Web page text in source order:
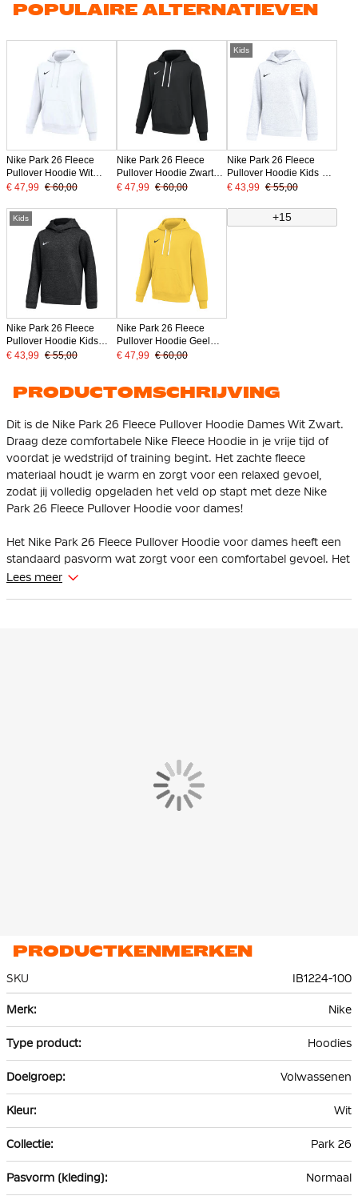
POPULAIRE ALTERNATIEVEN
Nike Park 26 Fleece
Pullover Hoodie Wit
Zwart
€ 47,99 € 60,00
Nike Park 26 Fleece
Pullover Hoodie Zwart
Wit
€ 47,99 € 60,00
Kids
Nike Park 26 Fleece
Pullover Hoodie Kids Wit
Zwart
€ 43,99 € 55,00
Kids
Nike Park 26 Fleece
Pullover Hoodie Kids
Zwart Wit
€ 43,99 € 55,00
Nike Park 26 Fleece
Pullover Hoodie Geel
Zwart
€ 47,99 € 60,00
+15
PRODUCTOMSCHRIJVING
Dit is de Nike Park 26 Fleece Pullover Hoodie Dames Wit Zwart.
Draag deze comfortabele Nike Fleece Hoodie in je vrije tijd of
voordat je wedstrijd of training begint. Het zachte fleece
materiaal houdt je warm en zorgt voor een relaxed gevoel,
zodat jij volledig opgeladen het veld op stapt met deze Nike
Park 26 Fleece Pullover Hoodie voor dames!
Het Nike Park 26 Fleece Pullover Hoodie voor dames heeft een
standaard pasvorm wat zorgt voor een comfortabel gevoel. Het
zachte fleece materiaal en de verstelbare capuchon beschermen
polyester. Het rib materiaal bestaat uit 97% katoen en 3%
spandex. Het lichtgewicht fleece materiaal houdt je warm.
Lees meer
PRODUCTKENMERKEN
SKU
IB1224-100
informatie
Nike
Hoodies
Volwassenen
Wit
Park 26
Normaal